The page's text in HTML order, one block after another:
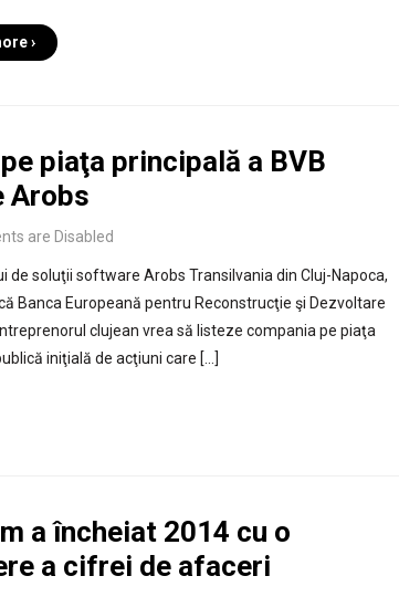
›
piaţa principală a BVB
Arobs
are Disabled
soluţii software Arobs Transilvania din Cluj-Napoca,
Banca Europeană pentru Reconstrucţie şi Dezvoltare
clujean vrea să listeze compania pe piaţa
iniţială de acţiuni care […]
a încheiat 2014 cu o
a cifrei de afaceri